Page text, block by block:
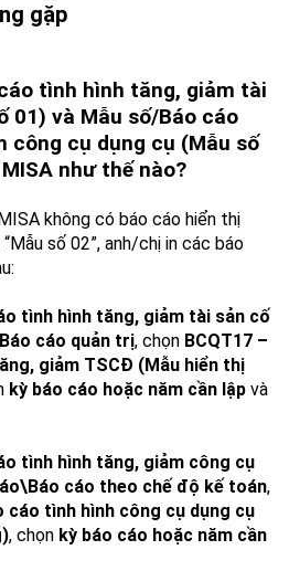
gặp
tình hình tăng, giảm tài
01) và Mẫu số/Báo cáo
công cụ dụng cụ (Mẫu số
như thế nào?
không có báo cáo hiển thị
số 02”, anh/chị in các báo
tình hình tăng, giảm tài sản cố
cáo quản trị, chọn BCQT17 –
giảm TSCĐ (Mẫu hiển thị
kỳ báo cáo hoặc năm cần lập và
tình hình tăng, giảm công cụ
cáo theo chế độ kế toán,
cáo tình hình công cụ dụng cụ
, chọn kỳ báo cáo hoặc năm cần